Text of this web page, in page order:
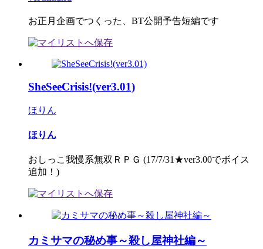
お正月企画でつくった、BT公開予告短編です
SheSeeCrisis!(ver3.01)
ほりん
ほりん
おしっこ我慢系無双ＲＰＧ (17/7/31★ver3.00でボイス
追加！)
カミサマの秘め事～殺し屋神社編～